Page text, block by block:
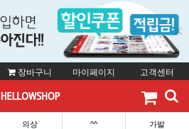
장바구니 마이페이지 고객센터
의상 ^^ 가발